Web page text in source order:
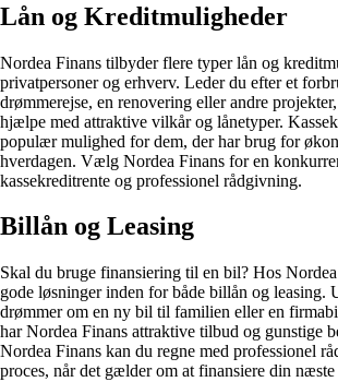
Lån og Kreditmuligheder
Nordea Finans tilbyder flere typer lån og
privatpersoner og erhverv. Leder du efter et
drømmerejse, en renovering eller andre
hjælpe med attraktive vilkår og lånetyper.
populær mulighed for dem, der har brug for
hverdagen. Vælg Nordea Finans for en
kassekreditrente og professionel rådgivning.
Billån og Leasing
Skal du bruge finansiering til en bil? Hos
gode løsninger inden for både billån og leasing.
drømmer om en ny bil til familien eller en
har Nordea Finans attraktive tilbud og gunstige
Nordea Finans kan du regne med professionel
proces, når det gælder om at finansiere din